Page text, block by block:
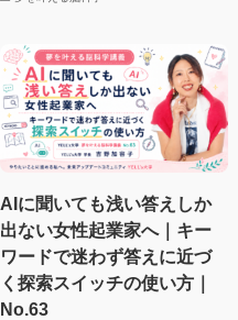
AIに聞いても浅い答えしか
出ない女性起業家へ｜キー
ワードで迷わず答えに近づ
く探索スイッチの使い方｜
No.63